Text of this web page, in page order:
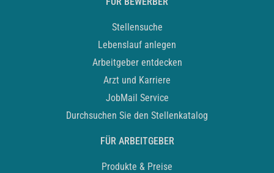
Stellensuche
Lebenslauf anlegen
Arbeitgeber entdecken
Arzt und Karriere
JobMail Service
Durchsuchen Sie den Stellenkatalog
FÜR ARBEITGEBER
Produkte & Preise